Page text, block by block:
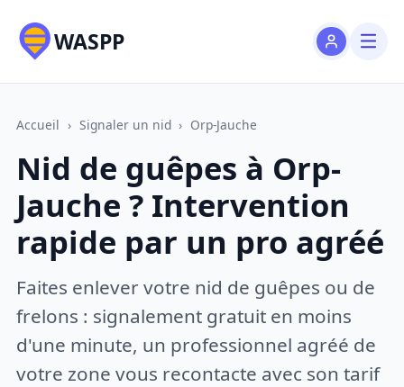
WASPP
Accueil › Signaler un nid › Orp-Jauche
Nid de guêpes à Orp-
Jauche ? Intervention
rapide par un pro agréé
Faites enlever votre nid de guêpes ou de
frelons : signalement gratuit en moins
d'une minute, un professionnel agréé de
votre zone vous recontacte avec son tarif